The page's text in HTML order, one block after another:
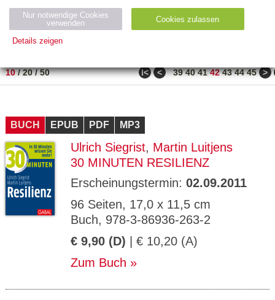
Neuerscheinung
Bestseller
PREIS
10/20/50 ǀ< < 39 40 41 42 43 44 45 >
BUCH EPUB PDF MP3
Ulrich Siegrist, Martin Luitjens
30 MINUTEN RESILIENZ
Erscheinungstermin: 02.09.2011
96 Seiten, 17,0 x 11,5 cm
Buch, 978-3-86936-263-2
€ 9,90 (D) | € 10,20 (A)
Zum Buch
Nur notwendige Cookies
verwenden
Cookies zulassen
Details zeigen
Name Zweck
ESSION
_ID
verlag.
de
Session verwendet
GV_CO
OKIES
gabal-
Speichert den Zustimmungsstatus des
Benutzers für Cookies auf der aktuellen
Domäne.